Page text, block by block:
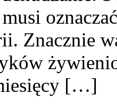
Znacznie
[…]